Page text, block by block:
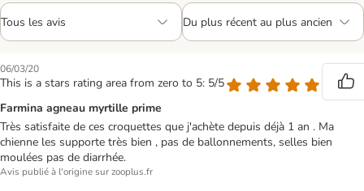
06/03/20
This is a stars rating area from zero to 5: 5/5
Farmina agneau myrtille prime
Très satisfaite de ces croquettes que j'achète depuis déjà 1 an . Ma
chienne les supporte très bien , pas de ballonnements, selles bien
moulées pas de diarrhée.
Avis publié à l'origine sur zooplus.fr